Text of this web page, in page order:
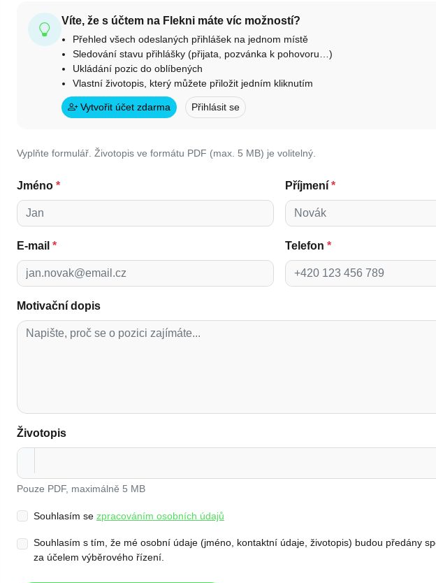
Víte, že s účtem na Flekni máte víc možností?
Přehled všech odeslaných přihlášek na jednom místě
Sledování stavu přihlášky (přijata, pozvánka k pohovoru…)
Ukládání pozic do oblíbených
Vlastní životopis, který můžete přiložit jedním kliknutím
Vytvořit účet zdarma Přihlásit se
Vyplňte formulář. Životopis ve formátu PDF (max. 5 MB) je volitelný.
Jméno * Příjmení *
E-mail * Telefon *
Motivační dopis
Životopis
Pouze PDF, maximálně 5 MB
Souhlasím se zpracováním osobních údajů
Souhlasím s tím, že mé osobní údaje (jméno, kontaktní údaje, životopis) budou předány
za účelem výběrového řízení.